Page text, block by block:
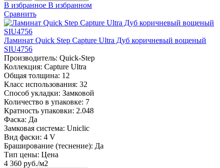
В избранное В избранном
Сравнить
Ламинат Quick Step Capture Ultra Дуб коричневый вощеный
SIU4756
Производитель: Quick-Step
Коллекция: Capture Ultra
Общая толщина: 12
Класс использования: 32
Способ укладки: Замковой
Количество в упаковке: 7
Кратность упаковки: 2.048
Фаска: Да
Замковая система: Uniclic
Вид фаски: 4 V
Браширование (теснение): Да
Тип цены: Цена
4 360 руб./м2